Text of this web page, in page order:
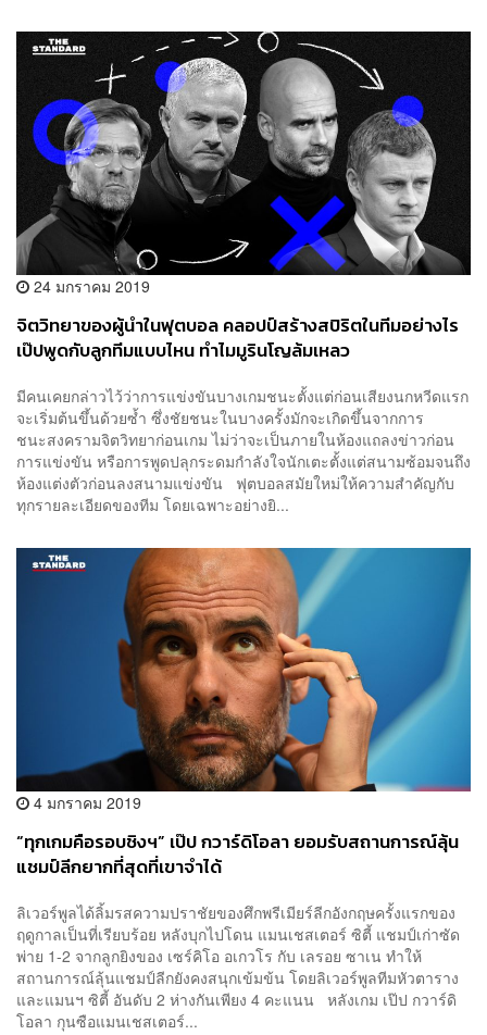
24 มกราคม 2019
จิตวิทยาของผู้นำในฟุตบอล คลอปป์สร้างสปิริตในทีมอย่างไร
เป๊ปพูดกับลูกทีมแบบไหน ทำไมมูรินโญล้มเหลว
มีคนเคยกล่าวไว้ว่าการแข่งขันบางเกมชนะตั้งแต่ก่อนเสียงนกหวีดแรก
จะเริ่มต้นขึ้นด้วยซ้ำ ซึ่งชัยชนะในบางครั้งมักจะเกิดขึ้นจากการ
ชนะสงครามจิตวิทยาก่อนเกม ไม่ว่าจะเป็นภายในห้องแถลงข่าวก่อน
การแข่งขัน หรือการพูดปลุกระดมกำลังใจนักเตะตั้งแต่สนามซ้อมจนถึง
ห้องแต่งตัวก่อนลงสนามแข่งขัน ฟุตบอลสมัยใหม่ให้ความสำคัญกับ
ทุกรายละเอียดของทีม โดยเฉพาะอย่างยิ...
4 มกราคม 2019
“ทุกเกมคือรอบชิงฯ” เป๊ป กวาร์ดิโอลา ยอมรับสถานการณ์ลุ้น
แชมป์ลีกยากที่สุดที่เขาจำได้
ลิเวอร์พูลได้ลิ้มรสความปราชัยของศึกพรีเมียร์ลีกอังกฤษครั้งแรกของ
ฤดูกาลเป็นที่เรียบร้อย หลังบุกไปโดน แมนเชสเตอร์ ซิตี้ แชมป์เก่าซัด
พ่าย 1-2 จากลูกยิงของ เซร์คิโอ อเกวโร กับ เลรอย ซาเน ทำให้
สถานการณ์ลุ้นแชมป์ลีกยังคงสนุกเข้มข้น โดยลิเวอร์พูลทีมหัวตาราง
และแมนฯ ซิตี้ อันดับ 2 ห่างกันเพียง 4 คะแนน หลังเกม เป๊ป กวาร์ดิ
โอลา กุนซือแมนเชสเตอร์...